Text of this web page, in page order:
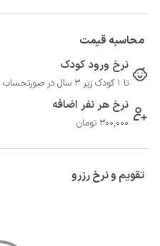
محاسبه قیمت
نرخ ورود کودک
تا 1 کودک زیر 3 سال در صورتحساب لحاظ نمی گردد
نرخ هر نفر اضافه
300,000 تومان
تقویم و نرخ رزرو